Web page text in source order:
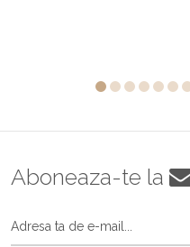
Aboneaza-te la